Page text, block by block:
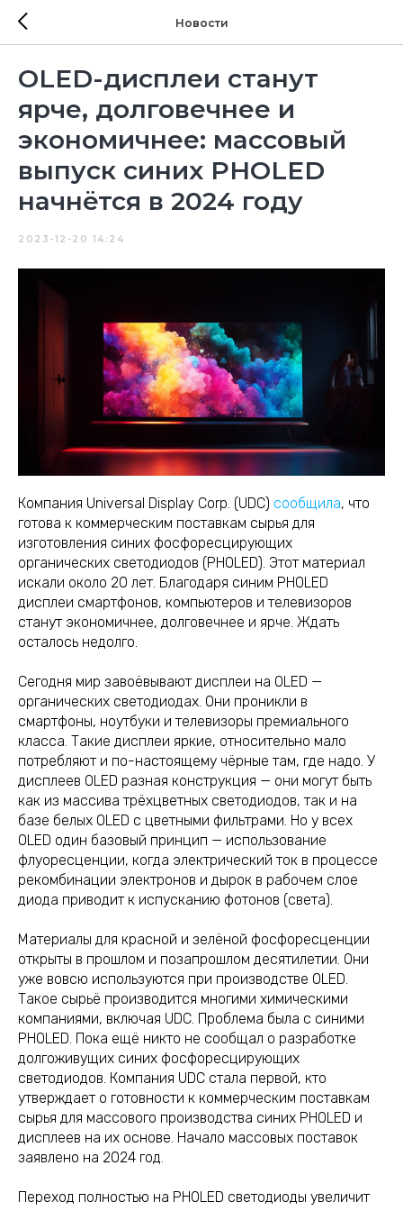
Новости
OLED-дисплеи станут
ярче, долговечнее и
экономичнее: массовый
выпуск синих PHOLED
начнётся в 2024 году
2023-12-20 14:24
Компания Universal Display Corp. (UDC) сообщила, что
готова к коммерческим поставкам сырья для
изготовления синих фосфоресцирующих
органических светодиодов (PHOLED). Этот материал
искали около 20 лет. Благодаря синим PHOLED
дисплеи смартфонов, компьютеров и телевизоров
станут экономичнее, долговечнее и ярче. Ждать
осталось недолго.
Сегодня мир завоёвывают дисплеи на OLED —
органических светодиодах. Они проникли в
смартфоны, ноутбуки и телевизоры премиального
класса. Такие дисплеи яркие, относительно мало
потребляют и по-настоящему чёрные там, где надо. У
дисплеев OLED разная конструкция — они могут быть
как из массива трёхцветных светодиодов, так и на
базе белых OLED с цветными фильтрами. Но у всех
OLED один базовый принцип — использование
флуоресценции, когда электрический ток в процессе
рекомбинации электронов и дырок в рабочем слое
диода приводит к испусканию фотонов (света).
Материалы для красной и зелёной фосфоресценции
открыты в прошлом и позапрошлом десятилетии. Они
уже вовсю используются при производстве OLED.
Такое сырьё производится многими химическими
компаниями, включая UDC. Проблема была с синими
PHOLED. Пока ещё никто не сообщал о разработке
долгоживущих синих фосфоресцирующих
светодиодов. Компания UDC стала первой, кто
утверждает о готовности к коммерческим поставкам
сырья для массового производства синих PHOLED и
дисплеев на их основе. Начало массовых поставок
заявлено на 2024 год.
Переход полностью на PHOLED светодиоды увеличит